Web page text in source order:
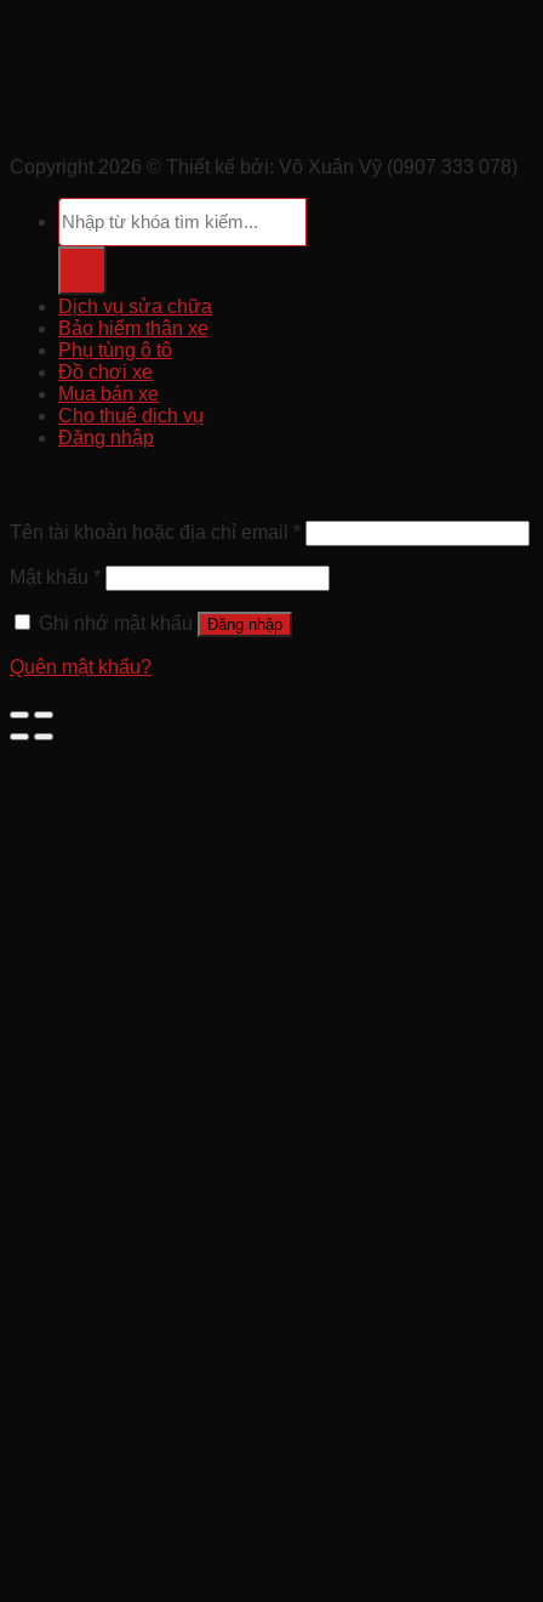
Copyright 2026 © Thiết kế bởi: Võ Xuân Vỹ (0907 333 078)
Tìm
kiếm:
Dịch vụ sửa chữa
Bảo hiểm thân xe
Phụ tùng ô tô
Đồ chơi xe
Mua bán xe
Cho thuê dịch vụ
Đăng nhập
Tên tài khoản hoặc địa chỉ email *
Mật khẩu *
Ghi nhớ mật khẩu Đăng nhập
Quên mật khẩu?